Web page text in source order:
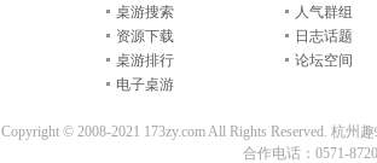
桌游搜索
资源下载
桌游排行
电子桌游
人气群组
日志话题
论坛空间
Copyright © 2008-2021 173zy.com All Rights Reserved. 杭
合作电话：0571-